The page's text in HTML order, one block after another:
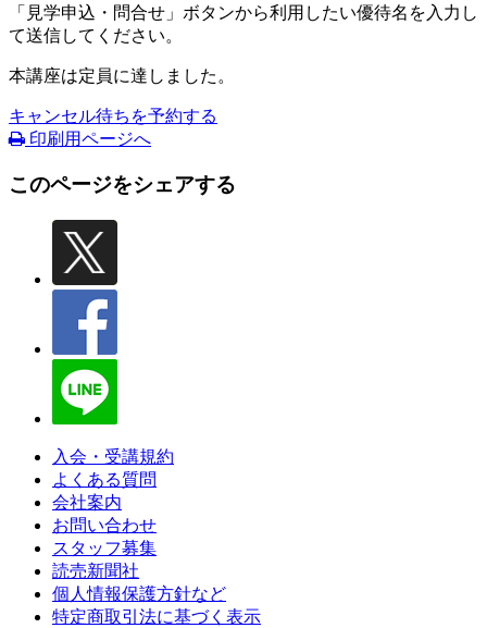
「見学申込・問合せ」ボタンから利用したい優待名を入力し
て送信してください。
本講座は定員に達しました。
キャンセル待ちを予約する
印刷用ページへ
このページをシェアする
入会・受講規約
よくある質問
会社案内
お問い合わせ
スタッフ募集
読売新聞社
個人情報保護方針など
特定商取引法に基づく表示